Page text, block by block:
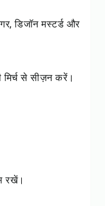
डिजॉन मस्टर्ड और
मिर्च से सीज़न करें।
रखें।